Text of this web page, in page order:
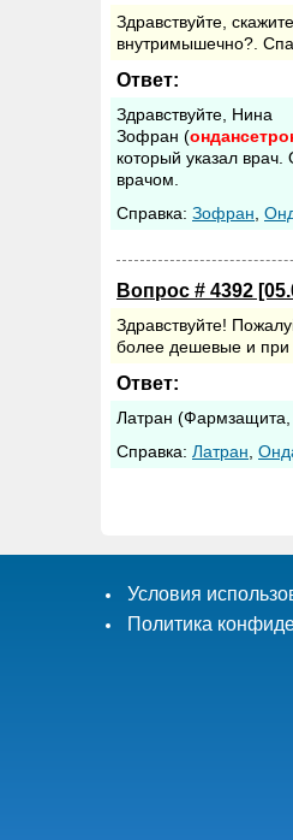
Здравствуйте,
внутримышечно?.
Ответ:
Здравствуйте, Нина
Зофран (
который указал
врачом.
Cправка: Зофран
Вопрос # 4392
Здравствуйте!
более дешевые и при
Ответ:
Латран
Cправка: Латран
Условия
Политика